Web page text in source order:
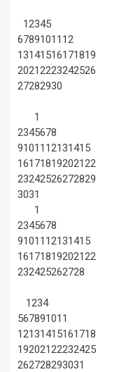
12345
67891011 12
13141516171819
20212223242526
27282930
1
2345678
91011 12131415
16171819202122
23242526272829
3031
1
2345678
91011 12131415
16171819202122
232425262728
1234
567891011
12131415161718
19202122232425
262728293031